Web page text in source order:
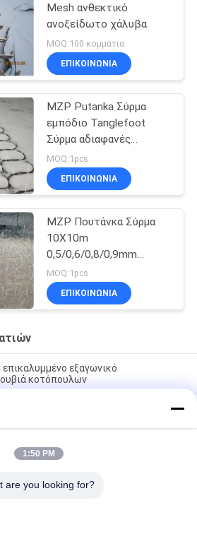
Mesh ανθεκτικό
ανοξείδωτο χάλυβα
MOQ:100 κομμάτια
ΕΠΙΚΟΙΝΩΝΊΑ
MZP Putanka Σύρμα
εμπόδιο Tanglefoot
Σύρμα αδιαφανές
εμπόδιο
MOQ:1pcs
ΕΠΙΚΟΙΝΩΝΊΑ
MZP Πουτάνκα Σύρμα
10X10m
0,5/0,6/0,8/0,9mm
Διαμέτρου υψηλής
αντοχής Χάλυβα Σύρμα
Δίκτυο
MOQ:1pcs
ΕΠΙΚΟΙΝΩΝΊΑ
εξαγωνικό
κοτόπουλων
Έξαγωνο προστατευτικό
συγκολλημένο πλέγμα κλουβιών
χαμηλής ορατότητας εμπόδιο MZP-
1:50 PM
are you looking for?